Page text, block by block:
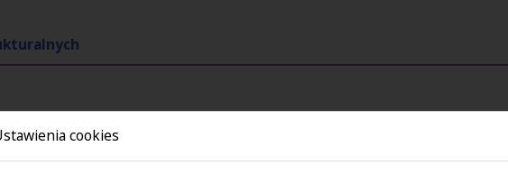
i Projektów Międzynarodowych
cookies